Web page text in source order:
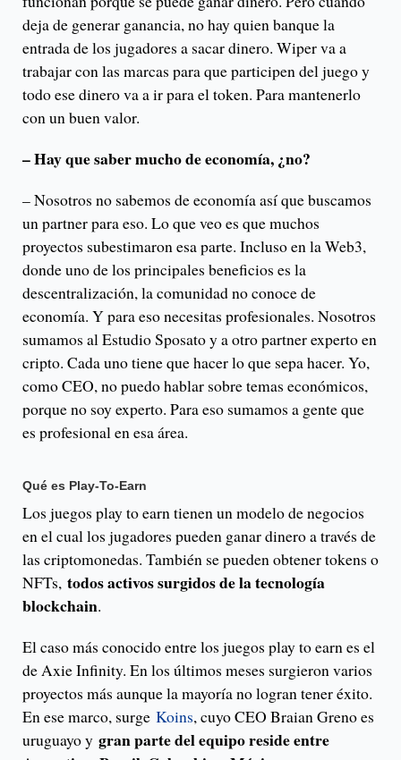
deja de generar ganancia, no hay quien banque la
entrada de los jugadores a sacar dinero. Wiper va a
trabajar con las marcas para que participen del juego y
todo ese dinero va a ir para el token. Para mantenerlo
con un buen valor.
– Hay que saber mucho de economía, ¿no?
– Nosotros no sabemos de economía así que buscamos
un partner para eso. Lo que veo es que muchos
proyectos subestimaron esa parte. Incluso en la Web3,
donde uno de los principales beneficios es la
descentralización, la comunidad no conoce de
economía. Y para eso necesitas profesionales. Nosotros
sumamos al Estudio Sposato y a otro partner experto en
cripto. Cada uno tiene que hacer lo que sepa hacer. Yo,
como CEO, no puedo hablar sobre temas económicos,
porque no soy experto. Para eso sumamos a gente que
es profesional en esa área.
Qué es Play-To-Earn
Los juegos play to earn tienen un modelo de negocios
en el cual los jugadores pueden ganar dinero a través de
las criptomonedas. También se pueden obtener tokens o
NFTs, todos activos surgidos de la tecnología
blockchain.
El caso más conocido entre los juegos play to earn es el
de Axie Infinity. En los últimos meses surgieron varios
proyectos más aunque la mayoría no logran tener éxito.
En ese marco, surge Koins, cuyo CEO Braian Greno es
uruguayo y gran parte del equipo reside entre